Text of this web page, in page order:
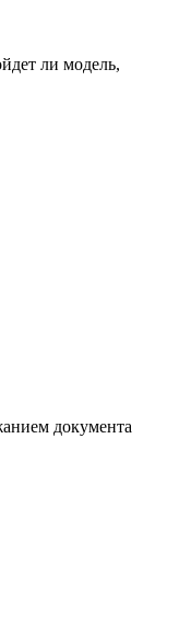
ли модель,
документа